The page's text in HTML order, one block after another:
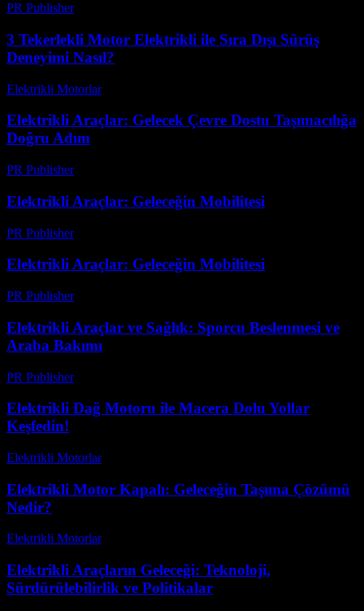
PR Publisher-
3 Tekerlekli Motor Elektrikli ile Sıra Dışı Sürüş
Deneyimi Nasıl?
Elektrikli Motorlar-
Elektrikli Araçlar: Gelecek Çevre Dostu Taşımacılığa
Doğru Adım
PR Publisher-
Elektrikli Araçlar: Geleceğin Mobilitesi
PR Publisher-
Elektrikli Araçlar: Geleceğin Mobilitesi
PR Publisher-
Elektrikli Araçlar ve Sağlık: Sporcu Beslenmesi ve
Araba Bakımı
PR Publisher-
Elektrikli Dağ Motoru ile Macera Dolu Yollar
Keşfedin!
Elektrikli Motorlar-
Elektrikli Motor Kapalı: Geleceğin Taşıma Çözümü
Nedir?
Elektrikli Motorlar-
Elektrikli Araçların Geleceği: Teknoloji,
Sürdürülebilirlik ve Politikalar